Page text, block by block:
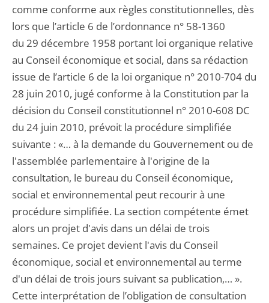
comme conforme aux règles constitutionnelles, dès
lors que l’article 6 de l’ordonnance n° 58-1360
du 29 décembre 1958 portant loi organique relative
au Conseil économique et social, dans sa rédaction
issue de l’article 6 de la loi organique n° 2010-704 du
28 juin 2010, jugé conforme à la Constitution par la
décision du Conseil constitutionnel n° 2010-608 DC
du 24 juin 2010, prévoit la procédure simplifiée
suivante : «… à la demande du Gouvernement ou de
l'assemblée parlementaire à l'origine de la
consultation, le bureau du Conseil économique,
social et environnemental peut recourir à une
procédure simplifiée. La section compétente émet
alors un projet d'avis dans un délai de trois
semaines. Ce projet devient l'avis du Conseil
économique, social et environnemental au terme
d'un délai de trois jours suivant sa publication,… ».
Cette interprétation de l’obligation de consultation